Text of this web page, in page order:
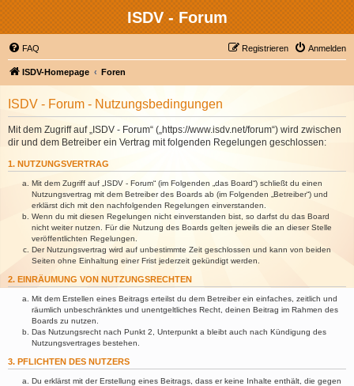
ISDV - Forum
FAQ Anmelden
Registrieren
ISDV-Homepage Foren
ISDV - Forum - Nutzungsbedingungen
Mit dem Zugriff auf „ISDV - Forum“ („https://www.isdv.net/forum“) wird zwischen
dir und dem Betreiber ein Vertrag mit folgenden Regelungen geschlossen:
1. NUTZUNGSVERTRAG
Mit dem Zugriff auf „ISDV - Forum“ (im Folgenden „das Board“) schließt du einen
Nutzungsvertrag mit dem Betreiber des Boards ab (im Folgenden „Betreiber“) und
erklärst dich mit den nachfolgenden Regelungen einverstanden.
Wenn du mit diesen Regelungen nicht einverstanden bist, so darfst du das Board
nicht weiter nutzen. Für die Nutzung des Boards gelten jeweils die an dieser Stelle
veröffentlichten Regelungen.
Der Nutzungsvertrag wird auf unbestimmte Zeit geschlossen und kann von beiden
Seiten ohne Einhaltung einer Frist jederzeit gekündigt werden.
2. EINRÄUMUNG VON NUTZUNGSRECHTEN
Mit dem Erstellen eines Beitrags erteilst du dem Betreiber ein einfaches, zeitlich und
räumlich unbeschränktes und unentgeltliches Recht, deinen Beitrag im Rahmen des
Boards zu nutzen.
Das Nutzungsrecht nach Punkt 2, Unterpunkt a bleibt auch nach Kündigung des
Nutzungsvertrages bestehen.
3. PFLICHTEN DES NUTZERS
Du erklärst mit der Erstellung eines Beitrags, dass er keine Inhalte enthält, die gegen